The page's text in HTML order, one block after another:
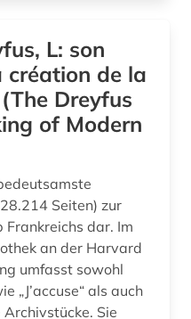
entscheidungssammlung (1)
L: son
création de la
Dreyfus
of Modern
Seiten) zur
dar. Im
an der Harvard
umfasst sowohl
„J’accuse“ als auch
Sie